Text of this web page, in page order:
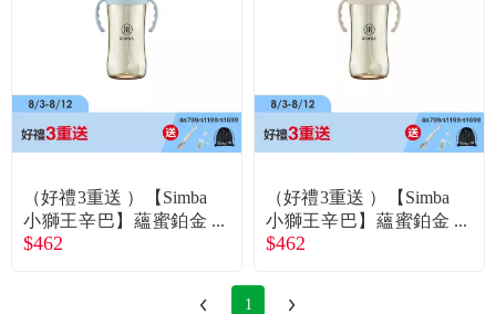
（好禮3重送 ）【Simba
小獅王辛巴】蘊蜜鉑金
PPSU寬口吸管把手防
$462
（好禮3重送 ）【Simba
小獅王辛巴】蘊蜜鉑金
PPSU寬口吸管把手防
$462
1